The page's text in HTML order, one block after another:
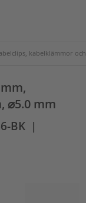
kabelklämmor
⌀5.0 mm
BK |